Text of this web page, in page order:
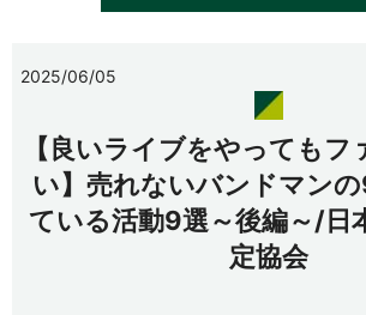
2025/06/05
【良いライブをやってもフ
い】売れないバンドマン
ている活動9選～後編～/日
定協会